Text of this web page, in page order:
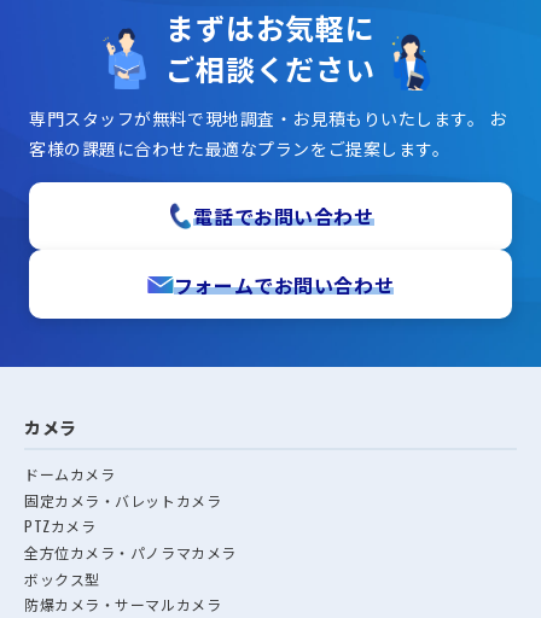
まずはお気軽に
ご相談ください
専門スタッフが無料で現地調査・お見積もりいたします。
お
客様の課題に合わせた最適なプランをご提案します。
電話でお問い合わせ
フォームでお問い合わせ
カメラ
ドームカメラ
固定カメラ・バレットカメラ
PTZカメラ
全方位カメラ・パノラマカメラ
ボックス型
防爆カメラ・サーマルカメラ